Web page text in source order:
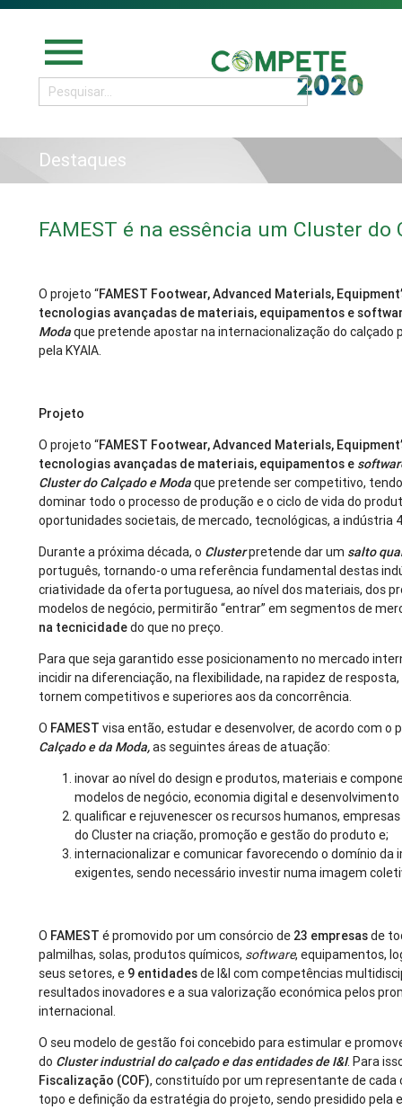
menu
Destaques
FAMEST é na essência um Cluster do
O projeto “FAMEST Footwear, Advanced Materials,
tecnologias avançadas de materiais, equipamentos e
Modaque pretende apostar na internacionalização do calçado
pela KYAIA.
Projeto
O projeto “FAMEST Footwear, Advanced Materials,
tecnologias avançadas de materiais, equipamentos e
Cluster do Calçado e Modaque pretende ser competitivo,
dominar todo o processo de produção e o ciclo de vida do
oportunidades societais, de mercado, tecnológicas, a indústria
Durante a próxima década, o Clusterpretende dar um salto
português, tornando-o uma referência fundamental destas
criatividade da oferta portuguesa, ao nível dos materiais, dos
modelos de negócio, permitirão “entrar” em segmentos de
na tecnicidadedo que no preço.
Para que seja garantido esse posicionamento no mercado
incidir na diferenciação, na flexibilidade, na rapidez de
tornem competitivos e superiores aos da concorrência.
O FAMEST visa então, estudar e desenvolver, de acordo com
Calçado e da Moda,as seguintes áreas de atuação:
inovar ao nível do design e produtos, materiais e
modelos de negócio, economia digital e
qualificar e rejuvenescer os recursos humanos,
do Cluster na criação, promoção e gestão do produto e;
internacionalizar e comunicar favorecendo o domínio da
exigentes, sendo necessário investir numa imagem
O FAMEST é promovido por um consórcio de 23 empresasde
palmilhas, solas, produtos químicos, software, equipamentos,
seus setores, e 9 entidadesde I&I com competências
resultados inovadores e a sua valorização económica pelos
internacional.
O seu modelo de gestão foi concebido para estimular e
do Cluster industrial do calçado e das entidades de I&I. Para
Fiscalização (COF), constituído por um representante de
topo e definição da estratégia do projeto, sendo presidido